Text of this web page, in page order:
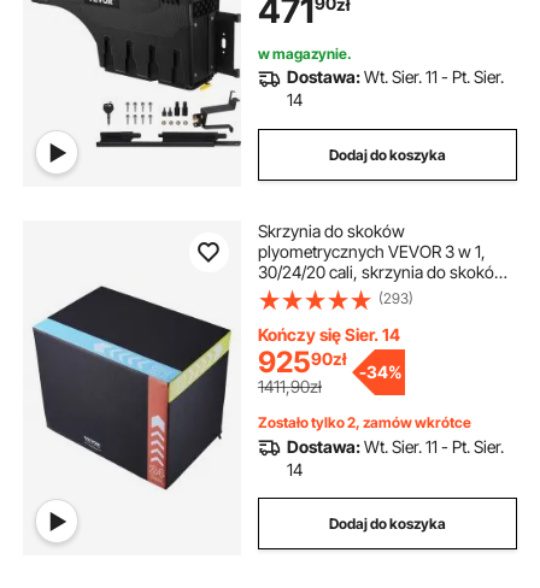
2019-2020, strona pasażera,
czarna
471 zł
w magazynie.
Dostawa:Wt. Sier. 11 - Pt. Sier.
14
Dodaj do koszyka
Skrzynia do skoków
plyometrycznych VEVOR 3 w 1,
30/24/20 cali, skrzynia do skoków,
skrzynia do skakania, udźwig 159
kg, skrzynia do ćwiczeń fitness, do
treningu w domu, trening siłowy do
skoków, czarna, regulowana
wysokość
(293)
Kończy się Sier. 14
92590zł
1411,90zł
-34%
Zostało tylko 2, zamów wkrótce
Dostawa:Wt. Sier. 11 - Pt. Sier.
14
Dodaj do koszyka